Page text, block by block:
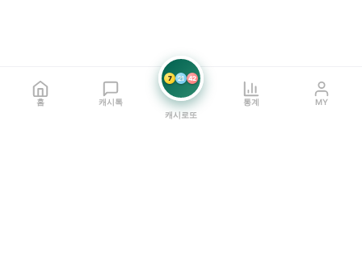
홈 캐시톡
7 21 42
캐시로또
통계 MY